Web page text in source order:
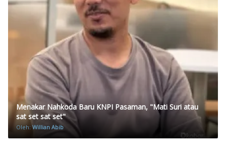
Menakar Nahkoda Baru KNPI Pasaman, "Mati Suri atau
sat set sat set"
Oleh:Willian Abib